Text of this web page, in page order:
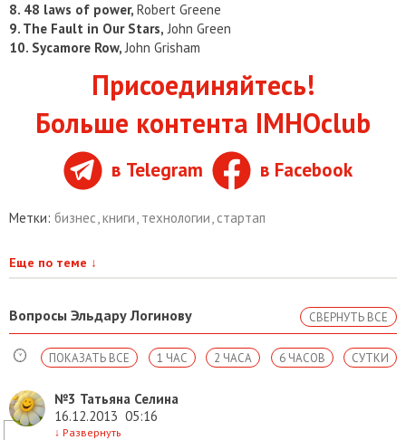
8. 48 laws of power, Robert Greene
9. The Fault in Our Stars, John Green
10. Sycamore Row, John Grisham
Присоединяйтесь!
Больше контента IMHOclub
в Telegram в Facebook
Метки: бизнес книги технологии стартап
Еще по теме ↓
Вопросы Эльдару Логинову СВЕРНУТЬ ВСЕ
СУТКИ
6 ЧАСОВ
2 ЧАСА
1 ЧАС
ПОКАЗАТЬ ВСЕ
№3 Татьяна Селина
16.12.2013 05:16
↓ Развернуть